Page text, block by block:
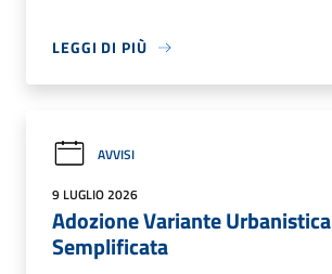
LEGGI DI PIÙ
AVVISI
9 LUGLIO 2026
Adozione Variante Urbanistica
Semplificata